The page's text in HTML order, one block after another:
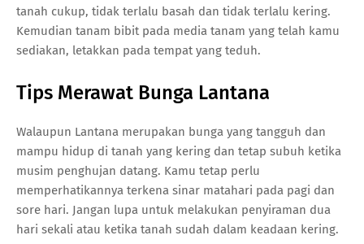
tanah cukup, tidak terlalu basah dan tidak terlalu kering.
Kemudian tanam bibit pada media tanam yang telah kamu
sediakan, letakkan pada tempat yang teduh.
Tips Merawat Bunga Lantana
Walaupun Lantana merupakan bunga yang tangguh dan
mampu hidup di tanah yang kering dan tetap subuh ketika
musim penghujan datang. Kamu tetap perlu
memperhatikannya terkena sinar matahari pada pagi dan
sore hari. Jangan lupa untuk melakukan penyiraman dua
hari sekali atau ketika tanah sudah dalam keadaan kering.